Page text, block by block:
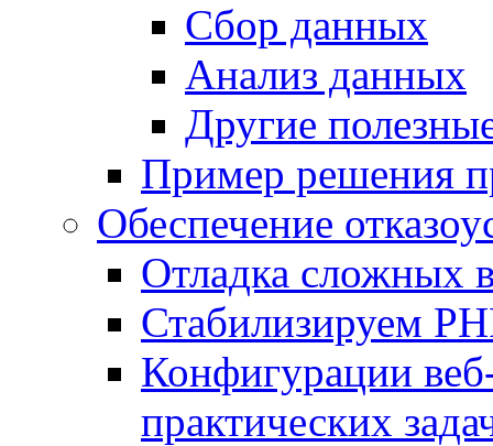
Сбор данных
Анализ данных
Другие
Пример решения
Обеспечение
Отладка сложных
Стабилизируем
Конфигурации
практических